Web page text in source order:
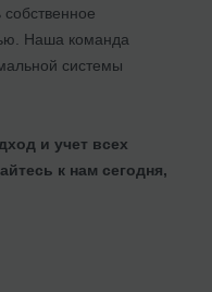
Наша команда
системы
и учет всех
к нам сегодня,